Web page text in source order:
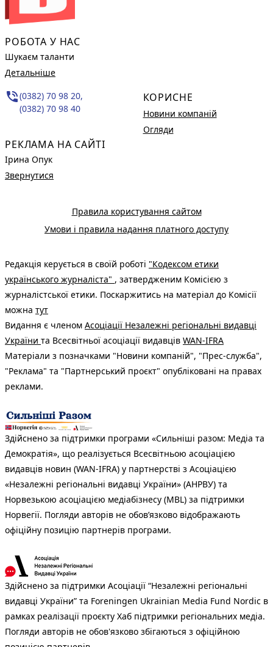
РОБОТА У НАС
Шукаєм таланти
Детальніше
phone_in_talk(0382) 70 98 20,
(0382) 70 98 40
РЕКЛАМА НА САЙТІ
Ірина Опук
Звернутися
КОРИСНЕ
Новини компаній
Огляди
Правила користування сайтом
Умови і правила надання платного доступу
Редакція керується в своїй роботі "Кодексом етики
українського журналіста" , затвердженим Комісією з
журналістської етики. Поскаржитись на матеріал до Комісії
можна тут
Видання є членом Асоціації Незалежні регіональні видавці
України та Всесвітньої асоціації видавців WAN-IFRA
Матеріали з позначками "Новини компаній", "Прес-служба",
"Реклама" та "Партнерський проєкт" опубліковані на правах
реклами.
Здійснено за підтримки програми «Сильніші разом: Медіа та
Демократія», що реалізується Всесвітньою асоціацією
видавців новин (WAN-IFRA) у партнерстві з Асоціацією
«Незалежні регіональні видавці України» (АНРВУ) та
Норвезькою асоціацією медіабізнесу (MBL) за підтримки
Норвегії. Погляди авторів не обов’язково відображають
офіційну позицію партнерів програми.
Здійснено за підтримки Асоціації “Незалежні регіональні
видавці України” та Foreningen Ukrainian Media Fund Nordic в
рамках реалізації проєкту Хаб підтримки регіональних медіа.
Погляди авторів не обов'язково збігаються з офіційною